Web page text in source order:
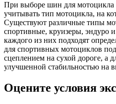
При выборе шин для мотоцикла
учитывать тип мотоцикла, на
Существуют различные типы
спортивные, круизеры, эндуро
каждого из них подходят
для спортивных мотоциклов
сцеплением на сухой дороге, а
улучшенной стабильностью на
Оцените условия